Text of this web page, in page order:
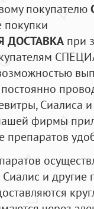
покупателю
ДОСТАВКА при
постоянно
Сиалиса
фирмы
препаратов
Сиалис и